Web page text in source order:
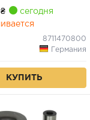
₴
сегодня
8711470800
Германия
КУПИТЬ